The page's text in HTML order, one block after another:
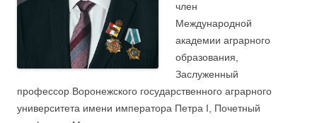
член
Международной
академии аграрного
образования,
Заслуженный
профессор Воронежского государственного аграрного
университета имени императора Петра I, Почетный